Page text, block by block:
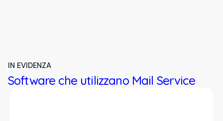
IN EVIDENZA
Software che utilizzano Mail Service